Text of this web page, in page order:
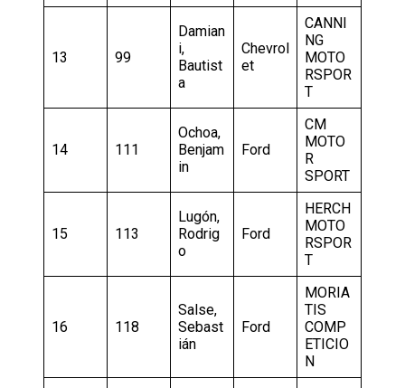
13 99
Damian
i,
Bautist
a
Chevrol
et
CANNI
NG
MOTO
RSPOR
T
14 111
Ochoa,
Benjam
in
Ford
CM
MOTO
R
SPORT
15 113
Lugón,
Rodrig
o
Ford
HERCH
MOTO
RSPOR
T
16 118
Salse,
Sebast
ián
Ford
MORIA
TIS
COMP
ETICIO
N